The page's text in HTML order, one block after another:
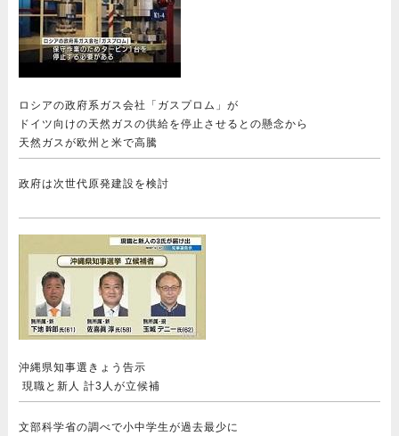
ロシアの政府系ガス会社「ガスプロム」が
ドイツ向けの天然ガスの供給を停止させるとの懸念から
天然ガスが欧州と米で高騰
政府は次世代原発建設を検討
沖縄県知事選きょう告示
現職と新人 計3人が立候補
文部科学省の調べで小中学生が過去最少に